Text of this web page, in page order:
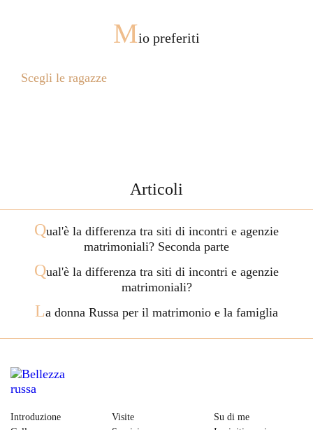
Mio preferiti
Scegli le ragazze
Articoli
Qual'è la differenza tra siti di incontri e agenzie
matrimoniali? Seconda parte
Qual'è la differenza tra siti di incontri e agenzie
matrimoniali?
La donna Russa per il matrimonio e la famiglia
Introduzione
Visite
Su di me